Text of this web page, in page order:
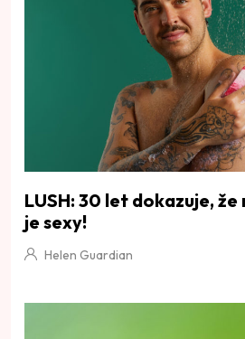
LUSH: 30 let dokazuje,
je sexy!
Helen Guardian